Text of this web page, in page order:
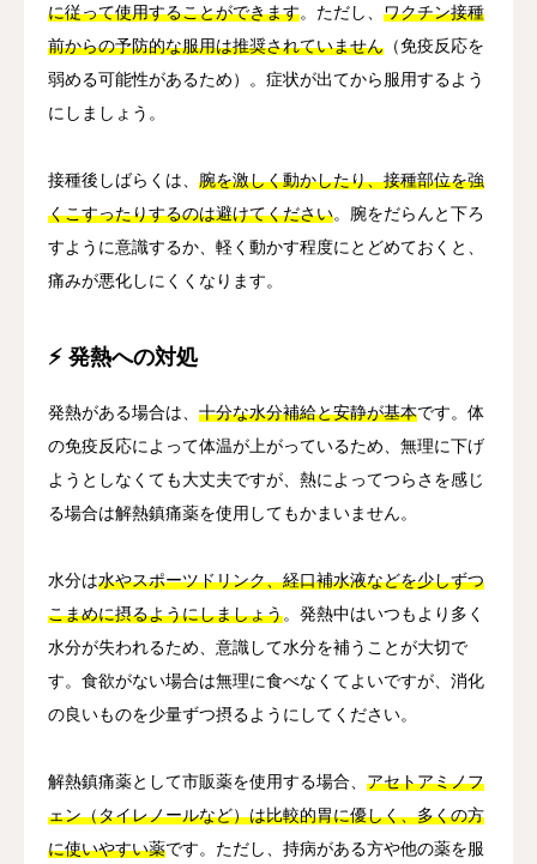
に従って使用することができます。ただし、 ワクチン接種
前からの予防的な服用は推奨されていません （免疫反応を
弱める可能性があるため）。症状が出てから服用するよう
にしましょう。
接種後しばらくは、 腕を激しく動かしたり、接種部位を強
くこすったりするのは避けてください。腕をだらんと下ろ
すように意識するか、軽く動かす程度にとどめておくと、
痛みが悪化しにくくなります。
⚡ 発熱への対処
発熱がある場合は、 十分な水分補給と安静が基本です。体
の免疫反応によって体温が上がっているため、無理に下げ
ようとしなくても大丈夫ですが、熱によってつらさを感じ
る場合は解熱鎮痛薬を使用してもかまいません。
水分は水やスポーツドリンク、経口補水液などを少しずつ
こまめに摂るようにしましょう。発熱中はいつもより多く
水分が失われるため、意識して水分を補うことが大切で
す。食欲がない場合は無理に食べなくてよいですが、消化
の良いものを少量ずつ摂るようにしてください。
解熱鎮痛薬として市販薬を使用する場合、 アセトアミノフ
ェン（タイレノールなど）は比較的胃に優しく、多くの方
に使いやすい薬です。ただし、持病がある方や他の薬を服